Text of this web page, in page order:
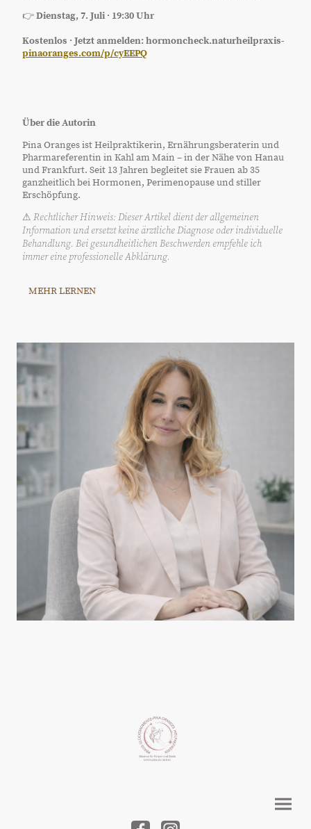
👉Dienstag, 7. Juli · 19:30 Uhr
Kostenlos · Jetzt anmelden: hormoncheck.naturheilpraxis-
pinaoranges.com/p/cyEEPQ
Über die Autorin
Pina Oranges ist Heilpraktikerin, Ernährungsberaterin und
Pharmareferentin in Kahl am Main – in der Nähe von Hanau
und Frankfurt. Seit 13 Jahren begleitet sie Frauen ab 35
ganzheitlich bei Hormonen, Perimenopause und stiller
Erschöpfung.
⚠ Rechtlicher Hinweis: Dieser Artikel dient der allgemeinen
Information und ersetzt keine ärztliche Diagnose oder individuelle
Behandlung. Bei gesundheitlichen Beschwerden empfehle ich
immer eine professionelle Abklärung.
MEHR LERNEN